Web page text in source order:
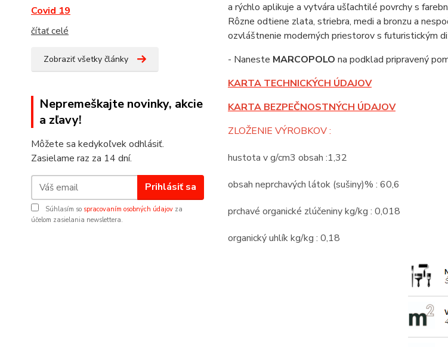
Covid 19
čítať celé
Zobraziť všetky články
Nepremeškajte novinky, akcie
a zľavy!
Môžete sa kedykoľvek odhlásiť.
Zasielame raz za 14 dní.
Prihlásiť sa
Súhlasím so spracovaním osobných údajov za
účelom zasielania newslettera.
a rýchlo aplikuje a vytvára ušľachtilé povrchy s
Rôzne odtiene zlata, striebra, medi a bronzu a
ozvláštnenie moderných priestorov s futuristickým
- Naneste MARCOPOLO na podklad pripravený
KARTA TECHNICKÝCH ÚDAJOV
KARTA BEZPEČNOSTNÝCH ÚDAJOV
ZLOŽENIE VÝROBKOV :
hustota v g/cm3 obsah :1,32
obsah neprchavých látok (sušiny)% : 60,6
prchavé organické zlúčeniny kg/kg : 0,018
organický uhlík kg/kg : 0,18